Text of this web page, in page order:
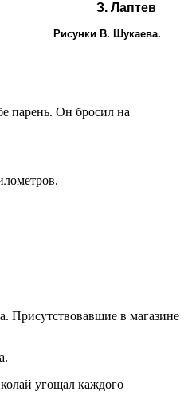
З. Лаптев
Рисунки В. Шукаева.
парень. Он бросил на
Присутствовавшие в магазине
угощал каждого